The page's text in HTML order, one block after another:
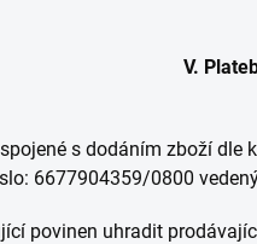
V.
s dodáním zboží
6677904359/0800
povinen uhradit